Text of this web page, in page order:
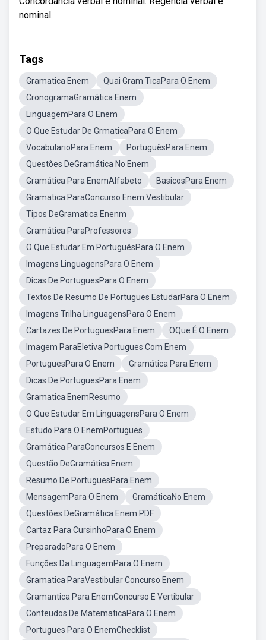
nominal.
Tags
Gramatica Enem
Quai Gram TicaPara O Enem
CronogramaGramática Enem
LinguagemPara O Enem
O Que Estudar De GrmaticaPara O Enem
VocabularioPara Enem
PortuguêsPara Enem
Questões DeGramática No Enem
Gramática Para EnemAlfabeto
BasicosPara Enem
Gramatica ParaConcurso Enem Vestibular
Tipos DeGramatica Enenm
Gramática ParaProfessores
O Que Estudar Em PortuguêsPara O Enem
Imagens LinguagensPara O Enem
Dicas De PortuguesPara O Enem
Textos De Resumo De Portugues EstudarPara O Enem
Imagens Trilha LinguagensPara O Enem
Cartazes De PortuguesPara Enem
OQue É O Enem
Imagem ParaEletiva Portugues Com Enem
PortuguesPara O Enem
Gramática Para Enem
Dicas De PortuguesPara Enem
Gramatica EnemResumo
O Que Estudar Em LinguagensPara O Enem
Estudo Para O EnemPortugues
Gramática ParaConcursos E Enem
Questão DeGramática Enem
Resumo De PortuguesPara Enem
MensagemPara O Enem
GramáticaNo Enem
Questões DeGramática Enem PDF
Cartaz Para CursinhoPara O Enem
PreparadoPara O Enem
Funções Da LinguagemPara O Enem
Gramatica ParaVestibular Concurso Enem
Gramantica Para EnemConcurso E Vertibular
Conteudos De MatematicaPara O Enem
Portugues Para O EnemChecklist